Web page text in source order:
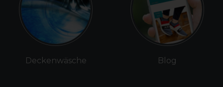
Deckenwäsche Blog